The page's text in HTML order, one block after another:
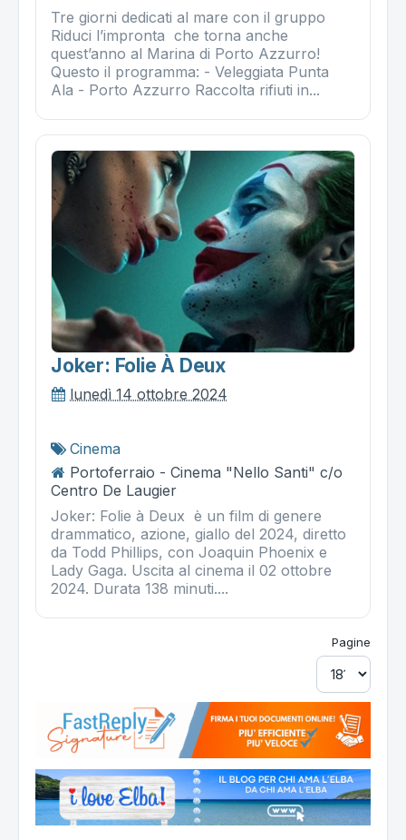
Tre giorni dedicati al mare con il gruppo
Riduci l’impronta che torna anche
quest’anno al Marina di Porto Azzurro!
Questo il programma: - Veleggiata Punta
Ala - Porto Azzurro Raccolta rifiuti in...
Joker: Folie À Deux
lunedì 14 ottobre 2024
Cinema
Portoferraio - Cinema "Nello Santi" c/o
Centro De Laugier
Joker: Folie à Deux è un film di genere
drammatico, azione, giallo del 2024, diretto
da Todd Phillips, con Joaquin Phoenix e
Lady Gaga. Uscita al cinema il 02 ottobre
2024. Durata 138 minuti....
Pagine